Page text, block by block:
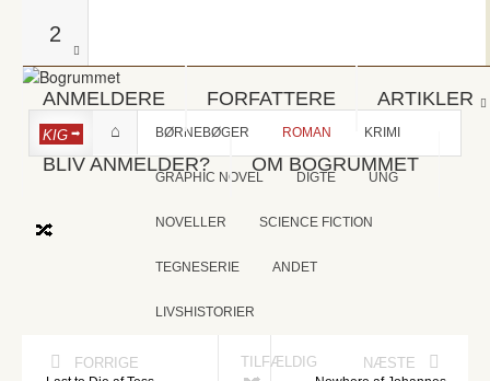
2
ANMELDERE FORFATTERE ARTIKLER
BLIV ANMELDER? OM BOGRUMMET
KIG BØRNEBØGER ROMAN KRIMI
GRAPHIC NOVEL DIGTE UNG
NOVELLER SCIENCE FICTION
TEGNESERIE ANDET
LIVSHISTORIER
FORRIGE TILFÆLDIG NÆSTE